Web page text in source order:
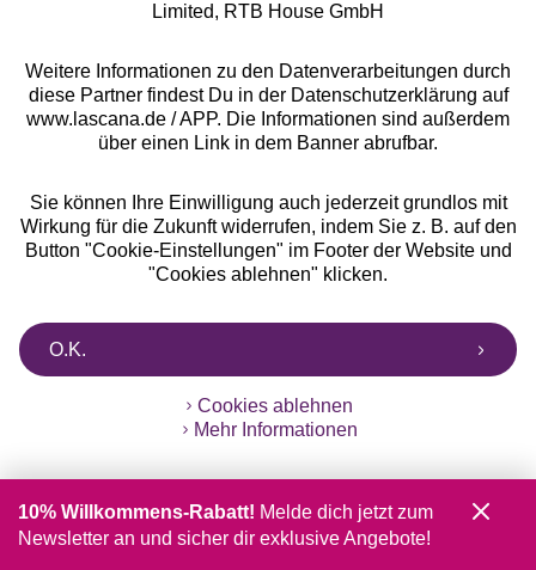
** Bonität vorausgesetzt, berechtigt zur Bonitätsprüfung
Limited, RTB House GmbH
Weitere Informationen zu den Datenverarbeitungen durch
diese Partner findest Du in der Datenschutzerklärung auf
www.lascana.de / APP. Die Informationen sind außerdem
über einen Link in dem Banner abrufbar.
Sie können Ihre Einwilligung auch jederzeit grundlos mit
Wirkung für die Zukunft widerrufen, indem Sie z. B. auf den
Button "Cookie-Einstellungen" im Footer der Website und
"Cookies ablehnen" klicken.
O.K.
Cookies ablehnen
Mehr Informationen
10% Willkommens-Rabatt! Melde dich jetzt zum
Newsletter an und sicher dir exklusive Angebote!